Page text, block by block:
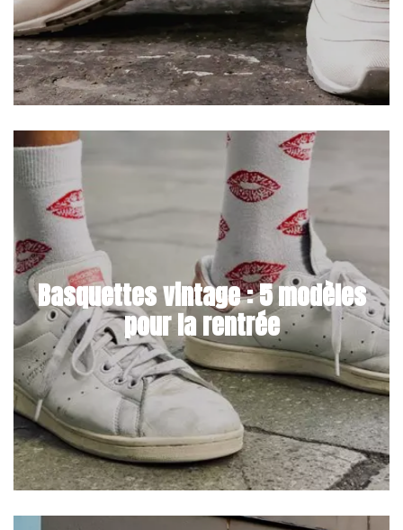
Basquettes vintage : 5 modèles
pour la rentrée